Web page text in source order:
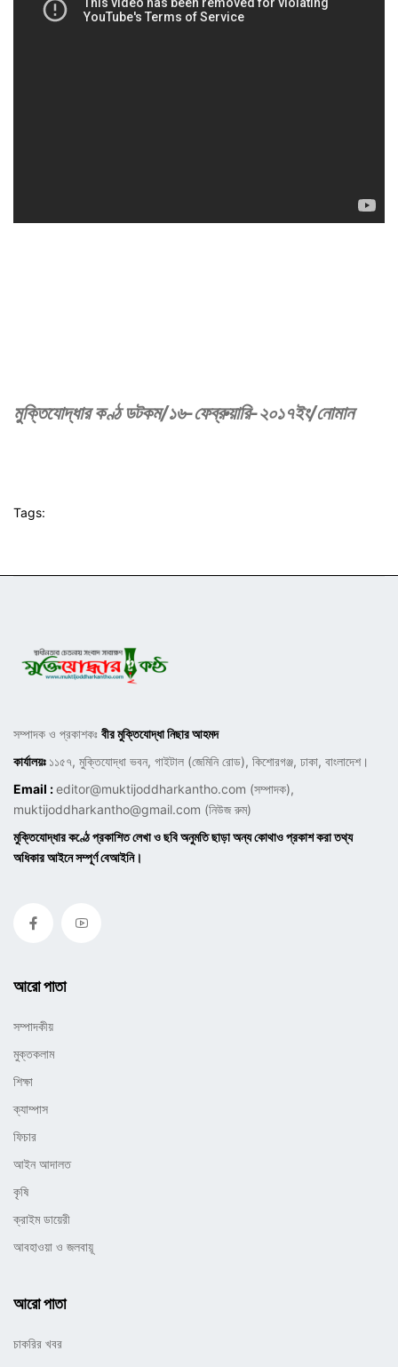
মুক্তিযোদ্ধার কণ্ঠ ডটকম/১৬-ফেব্রুয়ারি-২০১৭ইং/নোমান
Tags:
সম্পাদক ও প্রকাশকঃ বীর মুক্তিযোদ্ধা নিছার আহমদ
কার্যালয়ঃ ১১৫৭, মুক্তিযোদ্ধা ভবন, গাইটাল (জেমিনি রোড), কিশোরগঞ্জ, ঢাকা, বাংলাদেশ।
Email :editor@muktijoddharkantho.com (সম্পাদক),
muktijoddharkantho@gmail.com (নিউজ রুম)
মুক্তিযোদ্ধার কণ্ঠে প্রকাশিত লেখা ও ছবি অনুমতি ছাড়া অন্য কোথাও প্রকাশ করা তথ্য
অধিকার আইনে সম্পূর্ণ বেআইনি।
আরো পাতা
সম্পাদকীয়
মুক্তকলাম
শিক্ষা
ক্যাম্পাস
ফিচার
আইন আদালত
কৃষি
ক্রাইম ডায়েরী
আবহাওয়া ও জলবায়ূ
আরো পাতা
চাকরির খবর